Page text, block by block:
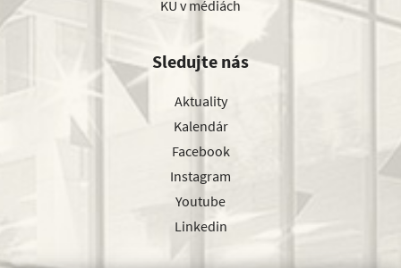
KU v médiách
Sledujte nás
Aktuality
Kalendár
Facebook
Instagram
Youtube
Linkedin